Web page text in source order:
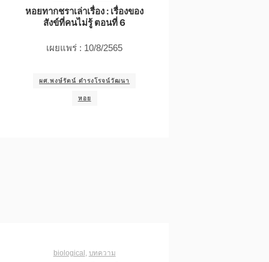
หอยทากชราเล่าเรื่อง : เรื่องของ
สังข์ที่คนไม่รู้ ตอนที่ 6
เผยแพร่ : 10/8/2565
ผศ.พงษ์รัตน์ ดำรงโรจน์วัฒนา
หอย
biological บทความ